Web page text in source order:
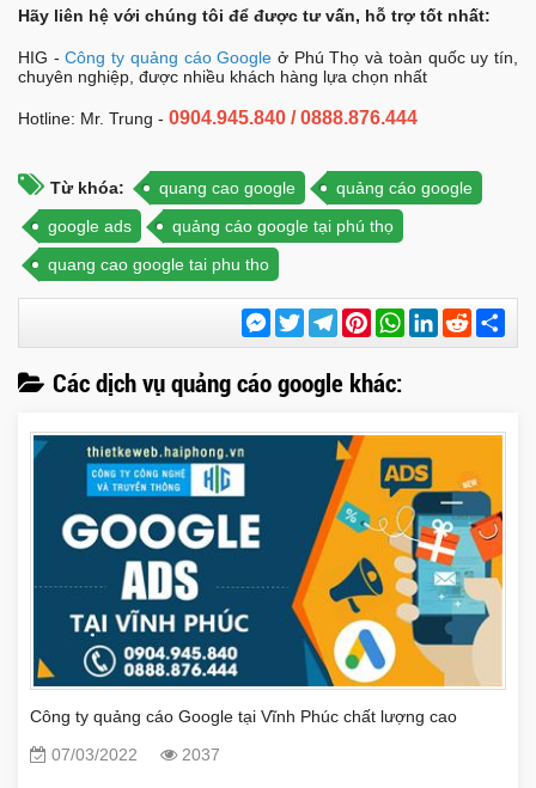
Hãy liên hệ với chúng tôi để được tư vấn, hỗ trợ tốt nhất:
HIG -Công ty quảng cáo Google ở Phú Thọ và toàn quốc uy tín,
chuyên nghiệp, được nhiều khách hàng lựa chọn nhất
Hotline: Mr. Trung - 0904.945.840 / 0888.876.444
Từ khóa: quang cao google
quảng cáo google
google ads
quảng cáo google tại phú thọ
quang cao google tai phu tho
Messenger
TwitterTelegramPinterestWhatsApp
LinkedIn
Reddit
Các dịch vụ quảng cáo google khác:
Công ty quảng cáo Google tại Vĩnh Phúc chất lượng cao
07/03/2022
2037